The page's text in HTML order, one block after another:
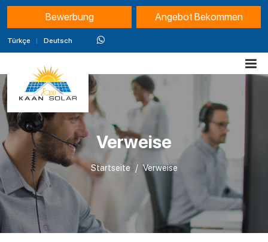
Bewerbung Angebot Bekommen
Türkçe Deutsch
Verweise
Startseite Verweise